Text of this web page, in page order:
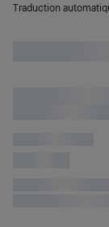
Traduction